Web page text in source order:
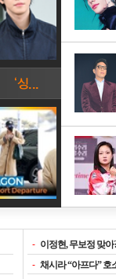
- 이정현, 무보정 맞아
- 채시라 “아프다” 호